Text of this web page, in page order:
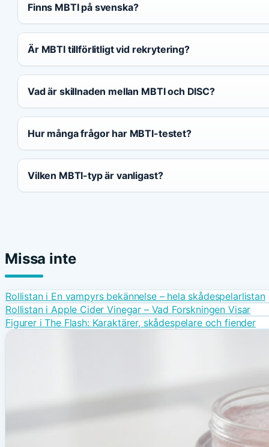
Finns MBTI på svenska?
Är MBTI tillförlitligt vid rekrytering?
Vad är skillnaden mellan MBTI och DISC?
Hur många frågor har MBTI-testet?
Vilken MBTI-typ är vanligast?
Missa inte
Rollistan i En vampyrs bekännelse – hela skådespelarlistan
Rollistan i Apple Cider Vinegar – Vad Forskningen Visar
Figurer i The Flash: Karaktärer, skådespelare och fiender